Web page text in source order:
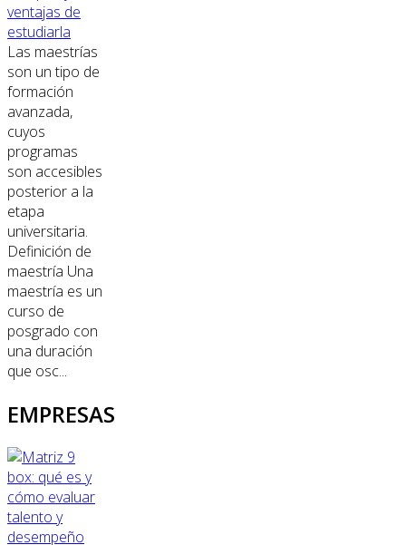
ventajas de
estudiarla
Las maestrías
son un tipo de
formación
avanzada,
cuyos
programas
son accesibles
posterior a la
etapa
universitaria.
Definición de
maestría Una
maestría es un
curso de
posgrado con
una duración
que osc...
EMPRESAS